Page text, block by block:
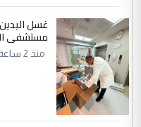
مستشفى
منذ 2 ساعة